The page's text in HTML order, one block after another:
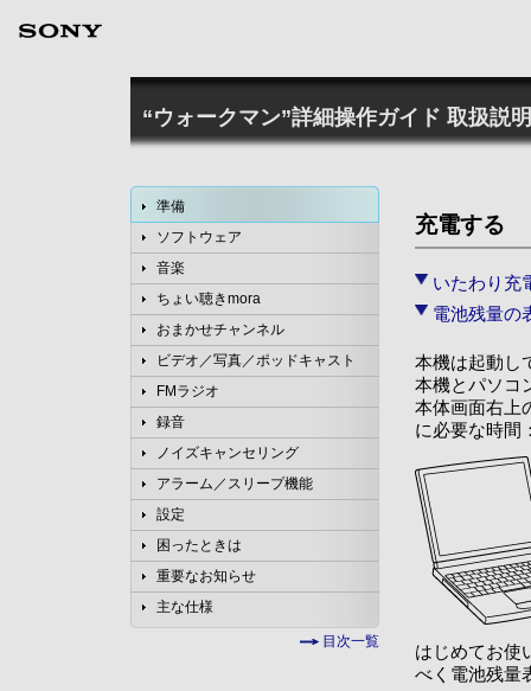
“ウォークマン”詳細操作ガイド 取扱説
準備
ソフトウェア
音楽
ちょい聴きmora
おまかせチャンネル
ビデオ／写真／ポッドキャスト
FMラジオ
録音
ノイズキャンセリング
アラーム／スリープ機能
設定
困ったときは
重要なお知らせ
主な仕様
目次一覧
充電する
いたわり充
電池残量の
本機は起動し
本機とパソコ
本体画面右上
に必要な時間
はじめてお使
べく電池残量